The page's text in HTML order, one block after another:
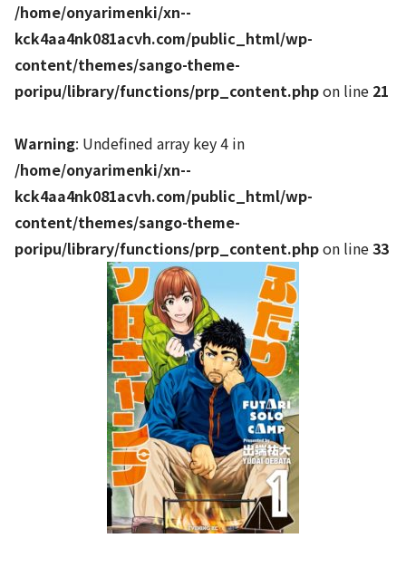
/home/onyarimenki/xn--
kck4aa4nk081acvh.com/public_html/wp-
content/themes/sango-theme-
poripu/library/functions/prp_content.phpon line 21
Warning: Undefined array key 4 in
/home/onyarimenki/xn--
kck4aa4nk081acvh.com/public_html/wp-
content/themes/sango-theme-
poripu/library/functions/prp_content.phpon line33